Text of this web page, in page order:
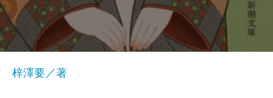
梓澤要／著